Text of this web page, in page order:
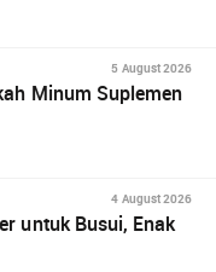
5 August 2026
Minum Suplemen
4 August 2026
untuk Busui, Enak